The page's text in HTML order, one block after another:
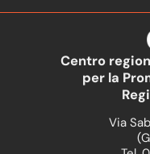
Centro
per la
Via